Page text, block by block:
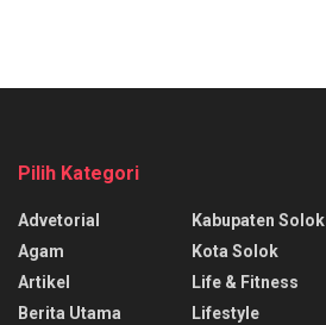
Pilih Kategori
Advetorial
Agam
Artikel
Berita Utama
Kabupaten Solok
Kota Solok
Life & Fitness
Lifestyle